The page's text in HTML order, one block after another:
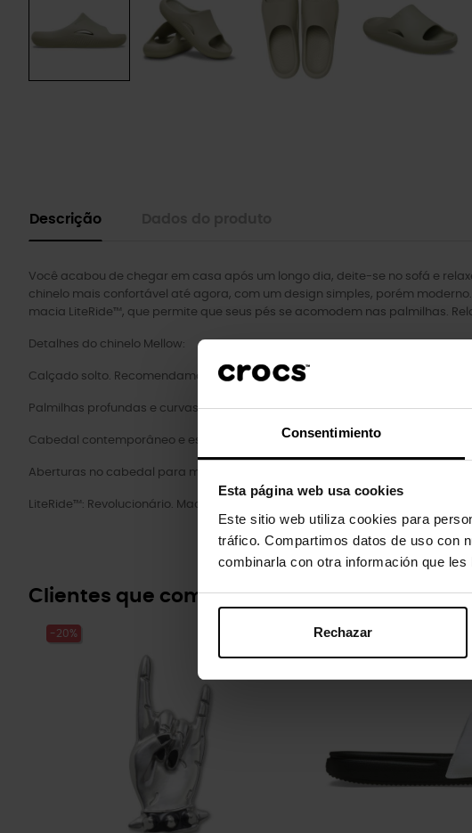
Consentimiento
Esta página web usa cookies
Este sitio web utiliza cookies para
tráfico. Compartimos datos de uso con
combinarla con otra información que
Rechazar
Descrição
Você acabou de chegar em casa após um longo dia, deite-se no sofá e
chinelo mais confortável até agora, com um design simples, porém
macia LiteRide™, que permite que seus pés se acomodem nas palmilhas.
Detalhes do chinelo Mellow:
Calçado solto. Recomendamos ajustar.
Palmilhas profundas e curvas oferecem conforto com um afundamento de
Cabedal contemporâneo e estilo moderno para uma estética elegante e
Aberturas no cabedal para maior respirabilidade.
LiteRide™: Revolucionário. Maciez que você pode sentir. Conforto inovador.
Clientes que compraram este produto
-20% -20%